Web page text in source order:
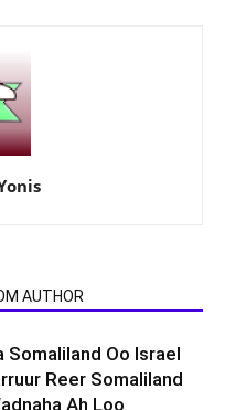
AUTHOR
Somaliland Oo Israel
Reer Somaliland
Ah Loo